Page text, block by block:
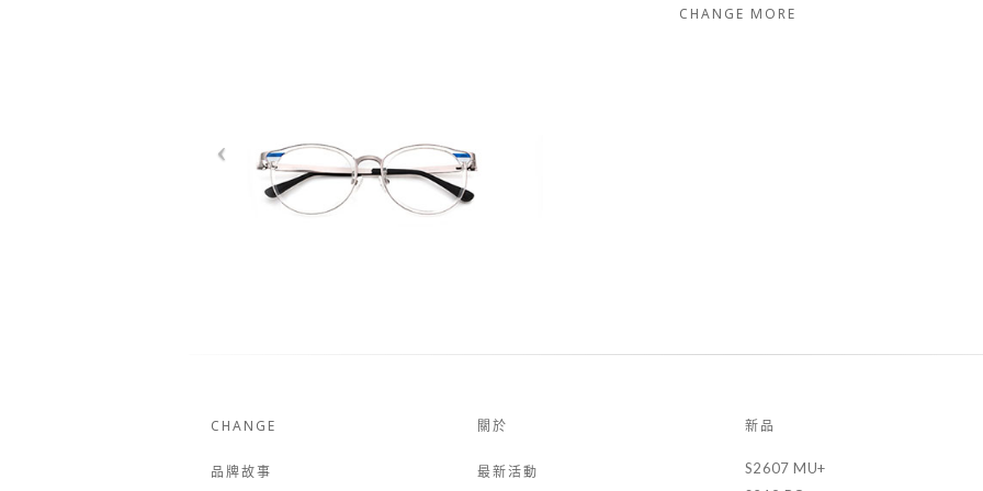
CHANGE MORE
CHANGE
品牌故事
關於
最新活動
新品
S2607 MU+